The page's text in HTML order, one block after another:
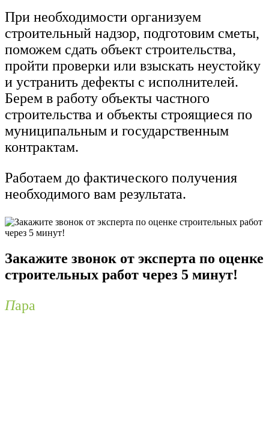
При необходимости организуем
строительный надзор, подготовим сметы,
поможем сдать объект строительства,
пройти проверки или взыскать неустойку
и устранить дефекты с исполнителей.
Берем в работу объекты частного
строительства и объекты строящиеся по
муниципальным и государственным
контрактам.
Работаем до фактического получения
необходимого вам результата.
Закажите звонок от эксперта по оценке
строительных работ через 5 минут!
Пара